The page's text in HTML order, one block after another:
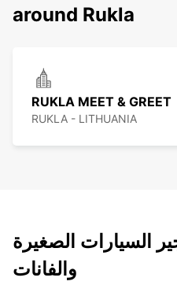
around Rukla
RUKLA MEET & GREET
RUKLA - LITHUANIA
السيارات الصغيرة
والفانات